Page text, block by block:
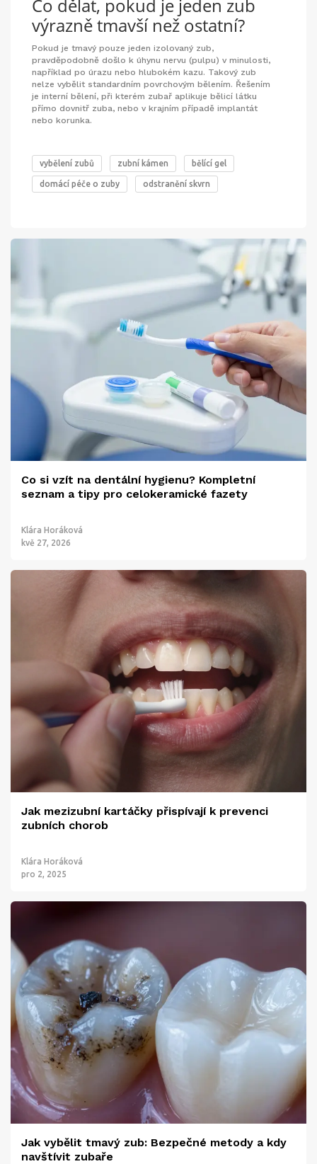
Co dělat, pokud je jeden zub
výrazně tmavší než ostatní?
Pokud je tmavý pouze jeden izolovaný zub,
pravděpodobně došlo k úhynu nervu (pulpu) v minulosti,
například po úrazu nebo hlubokém kazu. Takový zub
nelze vybělit standardním povrchovým bělením. Řešením
je interní bělení, při kterém zubař aplikuje bělicí látku
přímo dovnitř zuba, nebo v krajním případě implantát
nebo korunka.
vybělení zubů zubní kámen bělící gel
domácí péče o zuby odstranění skvrn
Co si vzít na dentální hygienu? Kompletní
seznam a tipy pro celokeramické fazety
Klára Horáková
kvě 27, 2026
Jak mezizubní kartáčky přispívají k prevenci
zubních chorob
Klára Horáková
pro 2, 2025
Jak vybělit tmavý zub: Bezpečné metody a kdy
navštívit zubaře